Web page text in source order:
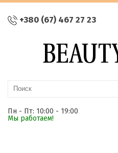
+380 (67) 467 27 23
Пн - Пт: 10:00 - 19:00
Мы работаем!